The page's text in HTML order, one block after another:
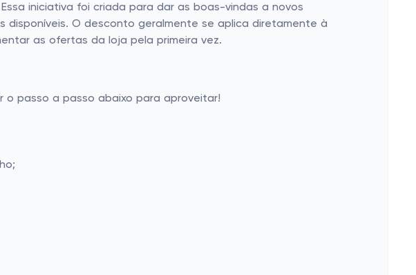
iniciativa foi criada para dar as boas-vindas a novos
O desconto geralmente se aplica diretamente à
as ofertas da loja pela primeira vez.
o passo a passo abaixo para aproveitar!